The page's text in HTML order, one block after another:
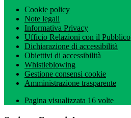
Cookie policy
Note legali
Informativa Privacy
Ufficio Relazioni con il Pubblico
Dichiarazione di accessibilità
Obiettivi di accessibilità
Whistleblowing
Gestione consensi cookie
Amministrazione trasparente
Pagina visualizzata 16 volte